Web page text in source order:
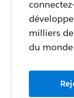
milliers
du